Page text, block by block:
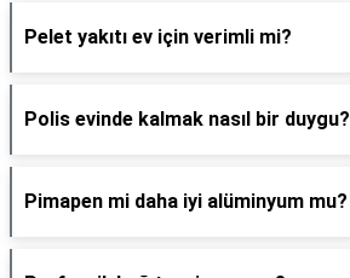
Pelet yakıtı ev için verimli mi?
Polis evinde kalmak nasıl bir duygu?
Pimapen mi daha iyi alüminyum mu?